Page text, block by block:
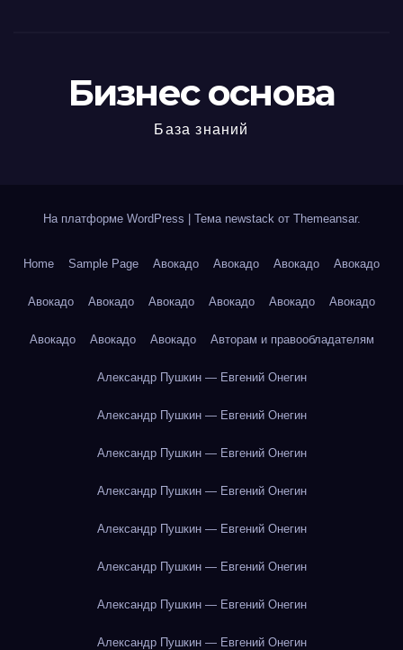
Бизнес основа
База знаний
На платформе WordPress Тема newstack от Themeansar.
Home Sample Page Авокадо Авокадо Авокадо Авокадо
Авокадо Авокадо Авокадо Авокадо Авокадо Авокадо
Авокадо Авокадо Авокадо Авторам и правообладателям
Александр Пушкин — Евгений Онегин
Александр Пушкин — Евгений Онегин
Александр Пушкин — Евгений Онегин
Александр Пушкин — Евгений Онегин
Александр Пушкин — Евгений Онегин
Александр Пушкин — Евгений Онегин
Александр Пушкин — Евгений Онегин
Александр Пушкин — Евгений Онегин